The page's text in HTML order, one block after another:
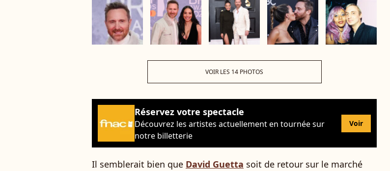
VOIR LES 14 PHOTOS
Réservez votre spectacle
Découvrez les artistes actuellement en tournée sur
notre billetterie
Voir
Il semblerait bien que David Guetta soit de retour sur le marché